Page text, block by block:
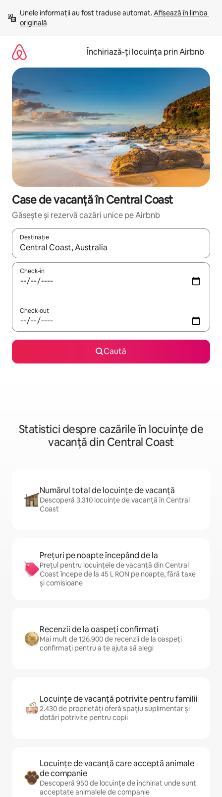
mergi
conținut
Unele informații au fost traduse automat. Afișează în limba
originală
Închiriază-ți locuința prin Airbnb
Case de vacanță în Central Coast
Găsește și rezervă cazări unice pe Airbnb
Destinație
Când se încarcă rezultatele, navighează folosind tastele
Check-in
Check-out
Caută
Statistici despre cazările în locuințe de
vacanță din Central Coast
Numărul total de locuințe de vacanță
Descoperă 3.310 locuințe de vacanță în Central
Coast
Prețuri pe noapte începând de la
Prețul pentru locuințele de vacanță din Central
Coast începe de la 45 L RON pe noapte, fără taxe
și comisioane
Recenzii de la oaspeți confirmați
Mai mult de 126.900 de recenzii de la oaspeți
confirmați pentru a te ajuta să alegi
Locuințe de vacanță potrivite pentru familii
2.430 de proprietăți oferă spațiu suplimentar și
dotări potrivite pentru copii
Locuințe de vacanță care acceptă animale
de companie
Descoperă 950 de locuințe de închiriat unde sunt
acceptate animalele de companie